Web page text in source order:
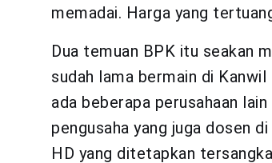
memadai. Harga yang
Dua temuan BPK itu seakan
sudah lama bermain di
ada beberapa perusahaan
pengusaha yang juga dosen
HD yang ditetapkan